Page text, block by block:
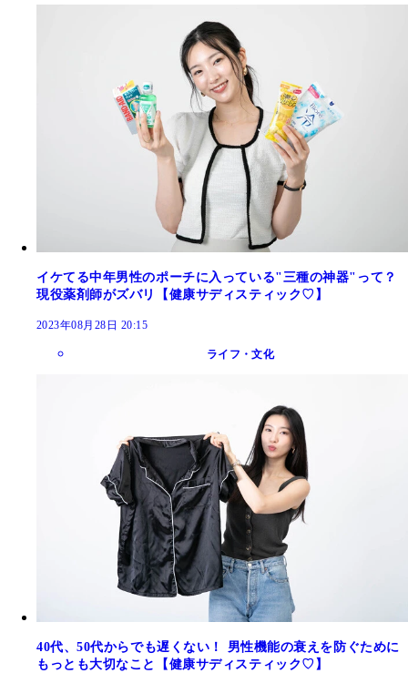
イケてる中年男性のポーチに入っている"三種の神器"って？
現役薬剤師がズバリ【健康サディスティック♡】
2023年08月28日 20:15
ライフ・文化
40代、50代からでも遅くない！ 男性機能の衰えを防ぐために
もっとも大切なこと【健康サディスティック♡】